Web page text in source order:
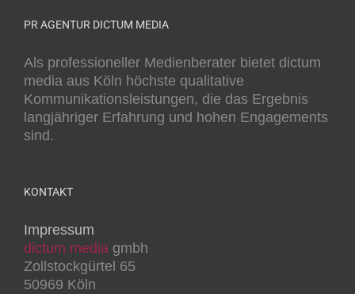
PR AGENTUR DICTUM MEDIA
Als professioneller Medienberater bietet dictum
media aus Köln höchste qualitative
Kommunikationsleistungen, die das Ergebnis
langjähriger Erfahrung und hohen Engagements
sind.
KONTAKT
Impressum
dictum media gmbh
Zollstockgürtel 65
50969 Köln